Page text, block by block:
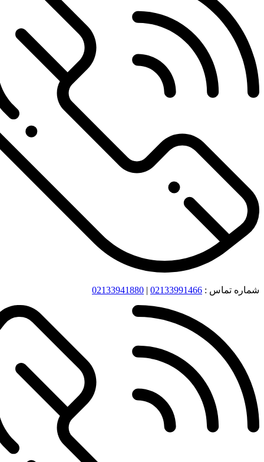
شماره تماس : 02133991466
|
02133941880